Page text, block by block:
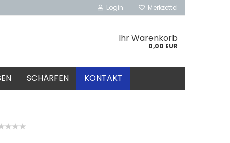
Login Merkzettel
Ihr Warenkorb
0,00 EUR
SCHÄRFEN KONTAKT